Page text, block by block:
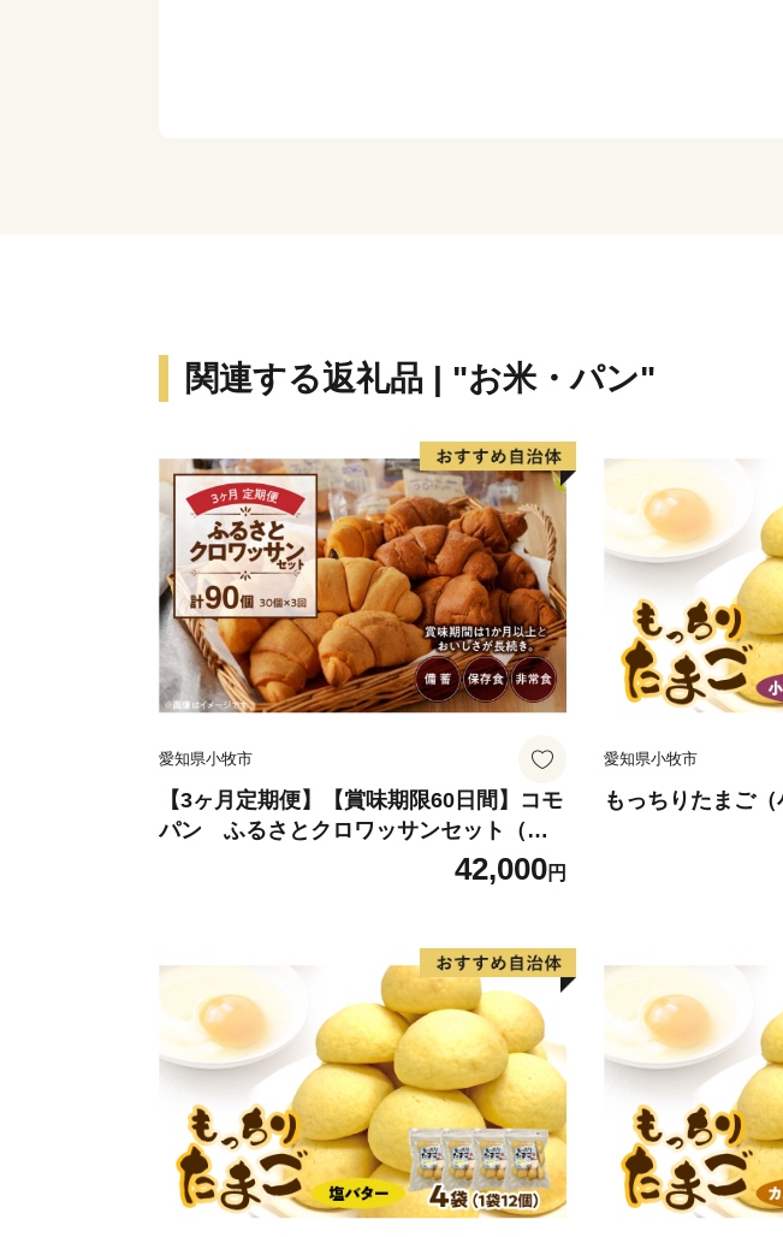
関連する返礼品 | "お米・パン"
愛知県小牧市
【3ヶ月定期便】【賞味期限60日間】コモ
パン ふるさとクロワッサンセット（計9
0個）／災害用備蓄 保存食 非常食 防災グ
42,000円
愛知県小牧市
もっちりたまご（